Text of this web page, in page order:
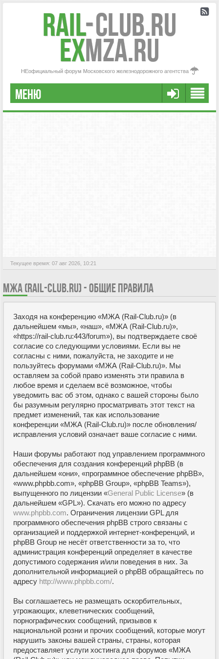
Rail-Club.RU
exMZA.RU
НЕофициальный форум Московского железнодорожного агентства
МЕНЮ
РЕГИСТРАЦИЯ
Текущее время: 07 авг 2026, 10:21
МЖА (RAIL-CLUB.RU) - ОБЩИЕ ПРАВИЛА
Заходя на конференцию «МЖА (Rail-Club.ru)» (в
дальнейшем «мы», «наш», «МЖА (Rail-Club.ru)»,
«https://rail-club.ru:443/forum»), вы подтверждаете своё
согласие со следующими условиями. Если вы не
согласны с ними, пожалуйста, не заходите и не
пользуйтесь форумами «МЖА (Rail-Club.ru)». Мы
оставляем за собой право изменять эти правила в
любое время и сделаем всё возможное, чтобы
уведомить вас об этом, однако с вашей стороны было
бы разумным регулярно просматривать этот текст на
предмет изменений, так как использование
конференции «МЖА (Rail-Club.ru)» после обновления/
исправления условий означает ваше согласие с ними.
Наши форумы работают под управлением программного
обеспечения для создания конференций phpBB (в
дальнейшем «они», «программное обеспечение phpBB»,
«www.phpbb.com», «phpBB Group», «phpBB Teams»),
выпущенного по лицензии «General Public License» (в
дальнейшем «GPL»). Скачать его можно по адресу
www.phpbb.com. Ограничения лицензии GPL для
программного обеспечения phpBB строго связаны с
организацией и поддержкой интернет-конференций, и
phpBB Group не несёт ответственности за то, что
администрация конференций определяет в качестве
допустимого содержания и/или поведения в них. За
дополнительной информацией о phpBB обращайтесь по
адресу http://www.phpbb.com/.
Вы соглашаетесь не размещать оскорбительных,
угрожающих, клеветнических сообщений,
порнографических сообщений, призывов к
национальной розни и прочих сообщений, которые могут
нарушить законы вашей страны, страны, которая
предоставляет услуги хостинга для форумов «МЖА